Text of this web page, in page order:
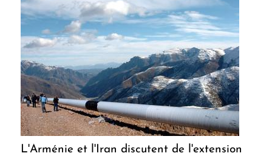
L'Arménie et l'Iran discutent de l'extension